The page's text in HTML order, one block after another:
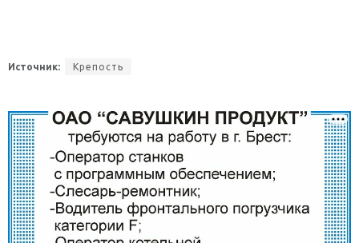
Источник: Крепость